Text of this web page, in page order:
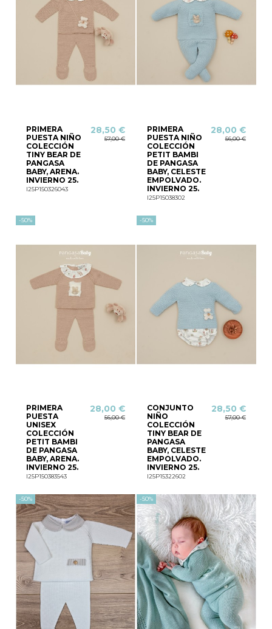
PRIMERA
PUESTA NIÑO
COLECCIÓN
TINY BEAR DE
PANGASA
BABY, ARENA.
INVIERNO 25.
I25P150326043
28,50 €
57,00 €
PRIMERA
PUESTA NIÑO
COLECCIÓN
PETIT BAMBI
DE PANGASA
BABY, CELESTE
EMPOLVADO.
INVIERNO 25.
I25P15038302
28,00 €
56,00 €
-50%
PRIMERA
PUESTA
UNISEX
COLECCIÓN
PETIT BAMBI
DE PANGASA
BABY, ARENA.
INVIERNO 25.
I25P150383543
28,00 €
56,00 €
-50%
CONJUNTO
NIÑO
COLECCIÓN
TINY BEAR DE
PANGASA
BABY, CELESTE
EMPOLVADO.
INVIERNO 25.
I25P15322602
28,50 €
57,00 €
-50% -50%